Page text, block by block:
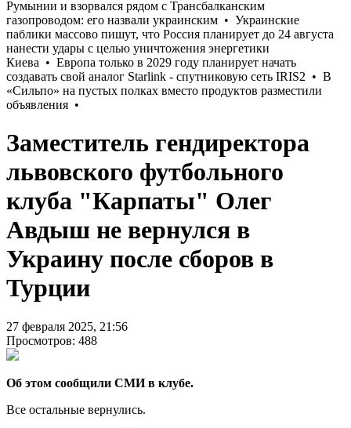
Заместитель гендиректора
львовского футбольного
клуба "Карпаты" Олег
Авдыш не вернулся в
Украину после сборов в
Турции
27 февраля 2025, 21:56
Просмотров: 488
Об этом сообщили СМИ в клубе.
Все остальные вернулись.